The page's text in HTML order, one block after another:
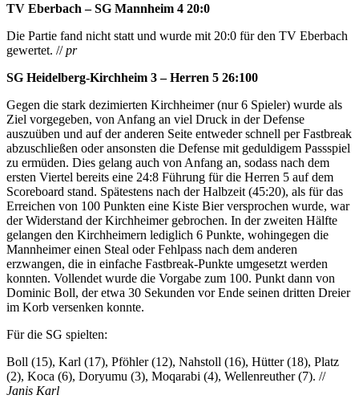
TV Eberbach – SG Mannheim 4 20:0
Die Partie fand nicht statt und wurde mit 20:0 für den TV Eberbach
gewertet. //pr
SG Heidelberg-Kirchheim 3 – Herren 5 26:100
Gegen die stark dezimierten Kirchheimer (nur 6 Spieler) wurde als
Ziel vorgegeben, von Anfang an viel Druck in der Defense
auszuüben und auf der anderen Seite entweder schnell per Fastbreak
abzuschließen oder ansonsten die Defense mit geduldigem Passspiel
zu ermüden. Dies gelang auch von Anfang an, sodass nach dem
ersten Viertel bereits eine 24:8 Führung für die Herren 5 auf dem
Scoreboard stand. Spätestens nach der Halbzeit (45:20), als für das
Erreichen von 100 Punkten eine Kiste Bier versprochen wurde, war
der Widerstand der Kirchheimer gebrochen. In der zweiten Hälfte
gelangen den Kirchheimern lediglich 6 Punkte, wohingegen die
Mannheimer einen Steal oder Fehlpass nach dem anderen
erzwangen, die in einfache Fastbreak-Punkte umgesetzt werden
konnten. Vollendet wurde die Vorgabe zum 100. Punkt dann von
Dominic Boll, der etwa 30 Sekunden vor Ende seinen dritten Dreier
im Korb versenken konnte.
Für die SG spielten:
Boll (15), Karl (17), Pföhler (12), Nahstoll (16), Hütter (18), Platz
(2), Koca (6), Doryumu (3), Moqarabi (4), Wellenreuther (7). //
Janis Karl